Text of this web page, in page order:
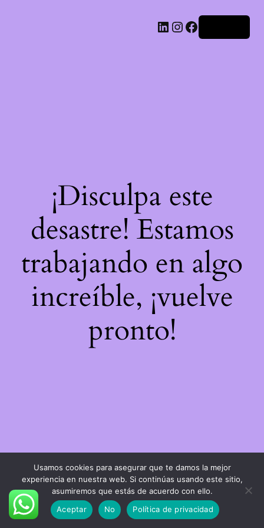
LinkedIn
Instagram
Facebook
¡Disculpa este
desastre! Estamos
trabajando en algo
increíble, ¡vuelve
pronto!
Usamos cookies para asegurar que te damos la mejor
experiencia en nuestra web. Si continúas usando este sitio,
asumiremos que estás de acuerdo con ello.
Aceptar
No Política de privacidad